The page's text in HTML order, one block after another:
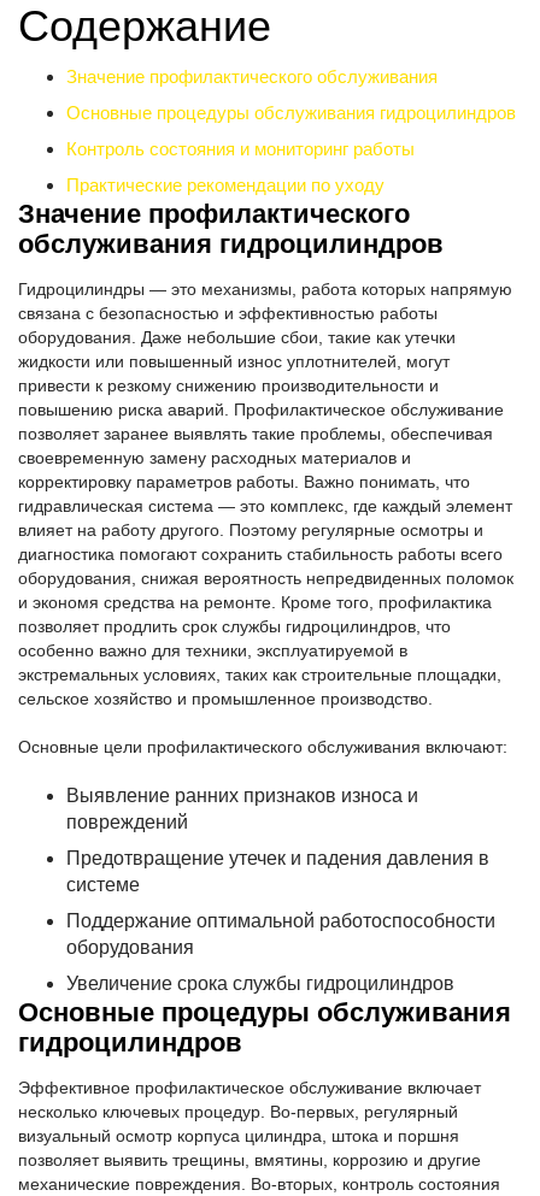
Содержание
Значение профилактического обслуживания
Основные процедуры обслуживания гидроцилиндров
Контроль состояния и мониторинг работы
Практические рекомендации по уходу
Значение профилактического
обслуживания гидроцилиндров
Гидроцилиндры — это механизмы, работа которых напрямую
связана с безопасностью и эффективностью работы
оборудования. Даже небольшие сбои, такие как утечки
жидкости или повышенный износ уплотнителей, могут
привести к резкому снижению производительности и
повышению риска аварий. Профилактическое обслуживание
позволяет заранее выявлять такие проблемы, обеспечивая
своевременную замену расходных материалов и
корректировку параметров работы. Важно понимать, что
гидравлическая система — это комплекс, где каждый элемент
влияет на работу другого. Поэтому регулярные осмотры и
диагностика помогают сохранить стабильность работы всего
оборудования, снижая вероятность непредвиденных поломок
и экономя средства на ремонте. Кроме того, профилактика
позволяет продлить срок службы гидроцилиндров, что
особенно важно для техники, эксплуатируемой в
экстремальных условиях, таких как строительные площадки,
сельское хозяйство и промышленное производство.
Основные цели профилактического обслуживания включают:
Выявление ранних признаков износа и
повреждений
Предотвращение утечек и падения давления в
системе
Поддержание оптимальной работоспособности
оборудования
Увеличение срока службы гидроцилиндров
Основные процедуры обслуживания
гидроцилиндров
Эффективное профилактическое обслуживание включает
несколько ключевых процедур. Во-первых, регулярный
визуальный осмотр корпуса цилиндра, штока и поршня
позволяет выявить трещины, вмятины, коррозию и другие
механические повреждения. Во-вторых, контроль состояния